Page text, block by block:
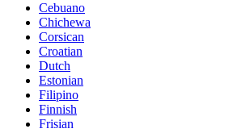
Cebuano
Chichewa
Corsican
Croatian
Dutch
Estonian
Filipino
Finnish
Frisian